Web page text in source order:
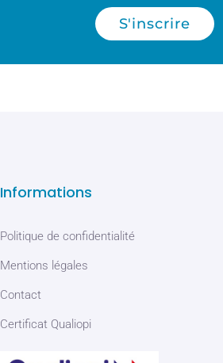
S'inscrire
Informations
Politique de confidentialité
Mentions légales
Contact
Certificat Qualiopi